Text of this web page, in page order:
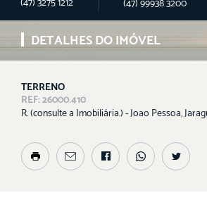
(47) 99938 3200
DETALHES DO IMÓVEL
TERRENO
REF: 26000.410
R. (consulte a Imobiliária.) - Joao Pessoa,